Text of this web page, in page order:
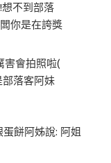
不到部落
你是在誇獎
害會拍照啦(
落客阿妹
餅阿姊說: 阿姐